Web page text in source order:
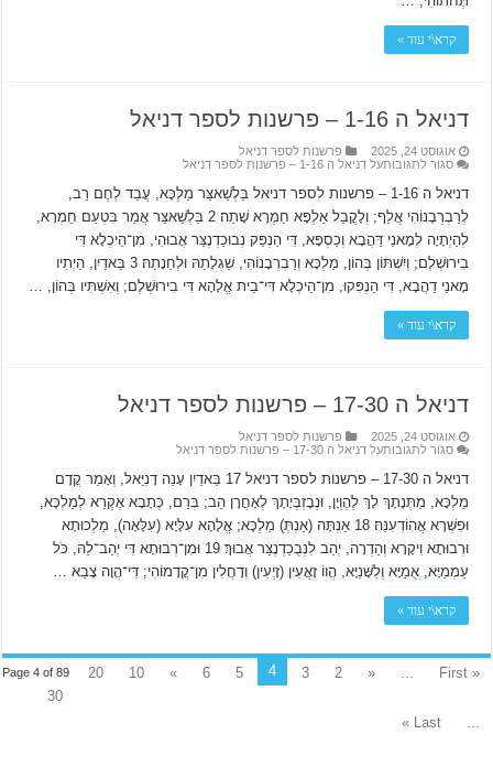
קרא\י עוד »
דניאל ה 1-16 – פרשנות לספר דניאל
אוגוסט 24, 2025
פרשנות לספר דניאל
סגור לתגובותעל דניאל ה 1-16 – פרשנות לספר דניאל
דניאל ה 1-16 – פרשנות לספר דניאל בֵּלְשַׁאצַּר מַלְכָּא, עֲבַד לְחֶם רַב,
לְרַבְרְבָנוֹהִי אֲלַף; וְלָקֳבֵל אַלְפָּא חַמְרָא שָׁתֵה׃ 2 בֵּלְשַׁאצַּר אֲמַר בִּטְעֵם חַמְרָא,
לְהַיְתָיָה לְמָאנֵי דַּהֲבָא וְכַסְפָּא, דִּי הַנְפֵּק נְבוּכַדְנֶצַּר אֲבוּהִי, מִן־הֵיכְלָא דִּי
בִירוּשְׁלֶם; וְיִשְׁתּוֹן בְּהוֹן, מַלְכָּא וְרַבְרְבָנוֹהִי, שֵׁגְלָתֵהּ וּלְחֵנָתֵהּ׃ 3 בֵּאדַיִן, הַיְתִיו
מָאנֵי דַהֲבָא, דִּי הַנְפִּקוּ, מִן־הֵיכְלָא דִּי־בֵית אֱלָהָא דִּי בִירוּשְׁלֶם; וְאִשְׁתִּיו בְּהוֹן, …
קרא\י עוד »
דניאל ה 17-30 – פרשנות לספר דניאל
אוגוסט 24, 2025
פרשנות לספר דניאל
סגור לתגובותעל דניאל ה 17-30 – פרשנות לספר דניאל
דניאל ה 17-30 – פרשנות לספר דניאל 17 בֵּאדַיִן עָנֵה דָנִיֵּאל, וְאָמַר קֳדָם
מַלְכָּא, מַתְּנָתָךְ לָךְ לֶהֶוְיָן, וּנְבָזְבְּיָתָךְ לְאָחֳרָן הַב; בְּרַם, כְּתָבָא אֶקְרֵא לְמַלְכָּא,
וּפִשְׁרָא אֲהוֹדְעִנֵּהּ׃ 18 אַנְתָּה (אַנְתְּ) מַלְכָּא; אֱלָהָא עִלָּיָא (עִלָּאָה), מַלְכוּתָא
וּרְבוּתָא וִיקָרָא וְהַדְרָה, יְהַב לִנְבֻכַדְנֶצַּר אֲבוּךְ׃ 19 וּמִן־רְבוּתָא דִּי יְהַב־לֵהּ, כֹּל
עַמְמַיָּא, אֻמַיָּא וְלִשָּׁנַיָּא, הֲווֹ זָאֲעִין (זָיְעִין) וְדָחֲלִין מִן־קֳדָמוֹהִי; דִּי־הֲוָה צָבֵא …
קרא\י עוד »
Page 4 of 89 « First
...
«
2
3
4
5
6
»
10
20
30
...
Last »